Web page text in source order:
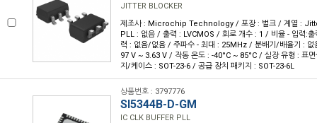
JITTER BLOCKER
제조사 : Microchip Technology / 포장 : 벌크 / 계열 :
PLL : 없음 / 출력 : LVCMOS / 회로 개수 : 1 / 비율 - 입력:
력 : 없음/없음 / 주파수 - 최대 : 25MHz / 분배기/배율기 :
97 V ~ 3.63 V / 작동 온도 : -40°C ~ 85°C / 실장 유형 : 표
지/케이스 : SOT-23-6 / 공급 장치 패키지 : SOT-23-6L
상품번호 : 3797776
SI5344B-D-GM
IC CLK BUFFER PLL